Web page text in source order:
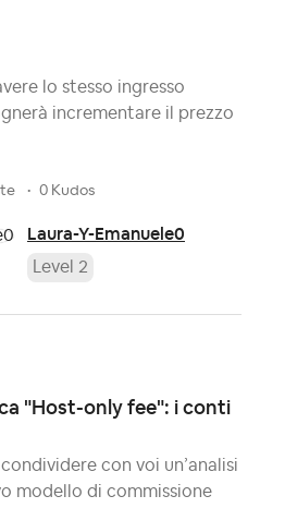
lo stesso ingresso
incrementare il prezzo
0 Kudos
Laura-Y-Emanuele0
Level 2
"Host-only fee": i conti
con voi un’analisi
modello di commissione